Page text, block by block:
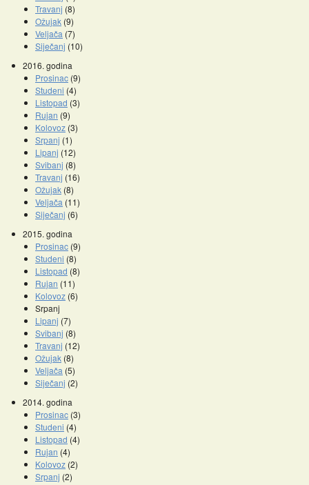
Travanj (8)
Ožujak (9)
Veljača (7)
Siječanj (10)
2016. godina
Prosinac (9)
Studeni (4)
Listopad (3)
Rujan (9)
Kolovoz (3)
Srpanj (1)
Lipanj (12)
Svibanj (8)
Travanj (16)
Ožujak (8)
Veljača (11)
Siječanj (6)
2015. godina
Prosinac (9)
Studeni (8)
Listopad (8)
Rujan (11)
Kolovoz (6)
Srpanj
Lipanj (7)
Svibanj (8)
Travanj (12)
Ožujak (8)
Veljača (5)
Siječanj (2)
2014. godina
Prosinac (3)
Studeni (4)
Listopad (4)
Rujan (4)
Kolovoz (2)
Srpanj (2)